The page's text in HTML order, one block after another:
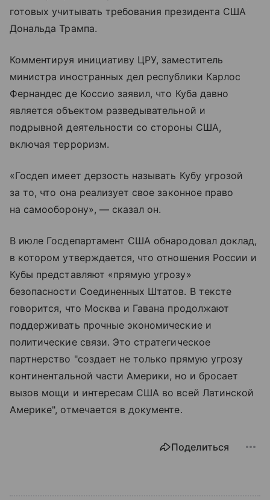
готовых учитывать требования президента США
Дональда Трампа.
Комментируя инициативу ЦРУ, заместитель
министра иностранных дел республики Карлос
Фернандес де Коссио заявил, что Куба давно
является объектом разведывательной и
подрывной деятельности со стороны США,
включая терроризм.
«Госдеп имеет дерзость называть Кубу угрозой
за то, что она реализует свое законное право
на самооборону», — сказал он.
В июле Госдепартамент США обнародовал доклад,
в котором утверждается, что отношения России и
Кубы представляют «прямую угрозу»
безопасности Соединенных Штатов. В тексте
говорится, что Москва и Гавана продолжают
поддерживать прочные экономические и
политические связи. Это стратегическое
партнерство "создает не только прямую угрозу
континентальной части Америки, но и бросает
вызов мощи и интересам США во всей Латинской
Америке", отмечается в документе.
Поделиться